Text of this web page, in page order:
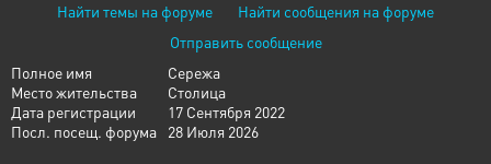
Найти темы на форуме
Найти сообщения на форуме
Отправить сообщение
Полное имя
Сережа
Место жительства
Столица
Дата регистрации
17 Сентября 2022
Посл. посещ. форума
28 Июля 2026